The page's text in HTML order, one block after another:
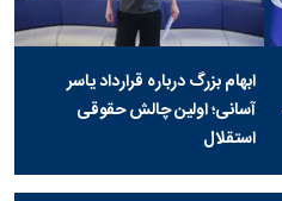
ابهام بزرگ درباره قرارداد یاسر
آسانی؛ اولین چالش حقوقی
استقلال